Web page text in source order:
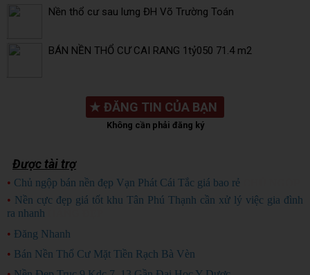
Nền thổ cư sau lưng ĐH Võ Trường Toán
BÁN NỀN THỔ CƯ CAI RANG 1tỷ050 71.4 m2
★ ĐĂNG TIN CỦA BẠN
Không cần phải đăng ký
Được tài trợ
• Chủ ngộp bán nền đẹp Vạn Phát Cái Tắc giá bao rẻ
• Nền cực đẹp giá tốt khu Tân Phú Thạnh cần xử lý việc gia đình
ra nhanh
• Đăng Nhanh
• Bán Nền Thổ Cư Mặt Tiền Rạch Bà Vèn